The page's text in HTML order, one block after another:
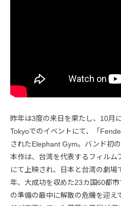
昨年は3度の来日を果たし、10月
Tokyoでのイベントにて、「
されたElephant Gym。バンド初
本作は、台湾を代表するフィルム
にて上映され、日本と台湾の劇
年、大成功を収めた23カ国60都
の準備の最中に解散の危機を迎え